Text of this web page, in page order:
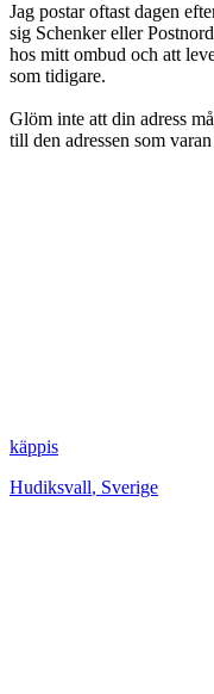
Jag postar oftast dagen
sig Schenker eller
hos mitt ombud och att
som tidigare.
Glöm inte att din adress
till den adressen som
käppis
Hudiksvall, Sverige